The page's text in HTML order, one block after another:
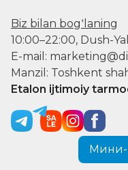
Biz bilan bogʻlaning
10:00–22:00, Dush-
E-mail:
Manzil: Toshkent
Etalon ijtimoiy
Мини-